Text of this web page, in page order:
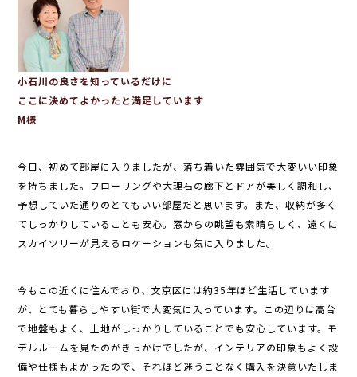
小石川の良さを知っているだけに
ここに決めてよかったと満足しています
M様
今日、初めて部屋に入りましたが、落ち着いた雰囲気で大変いい印象
を持ちました。フローリングや大理石の廊下とドアが美しく調和し、
予想していた通りのとてもいい部屋だと思います。また、収納が多く
てしっかりしていることも安心。窓からの眺望も素晴らしく、遠くに
スカイツリーが見えるロケーションも気に入りました。
今もこの近くに住んでおり、文京区には約35年ほど生活しています
が、とても暮らしやすい街で大変気に入っています。この辺りは高台
で地盤もよく、土地がしっかりしていることでも安心しています。モ
デルルームを見たのがきっかけでしたが、インテリアの印象もよく設
備や仕様もよかったので、それほど迷うことなく購入を決意いたしま